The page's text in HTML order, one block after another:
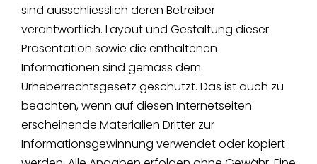
sind ausschliesslich deren Betreiber
verantwortlich. Layout und Gestaltung dieser
Präsentation sowie die enthaltenen
Informationen sind gemäss dem
Urheberrechtsgesetz geschützt. Das ist auch zu
beachten, wenn auf diesen Internetseiten
erscheinende Materialien Dritter zur
Informationsgewinnung verwendet oder kopiert